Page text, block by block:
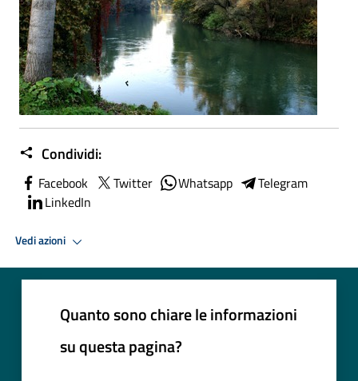
Condividi:
Facebook Twitter Whatsapp
Telegram
LinkedIn
Vedi azioni
Quanto sono chiare le informazioni
su questa pagina?